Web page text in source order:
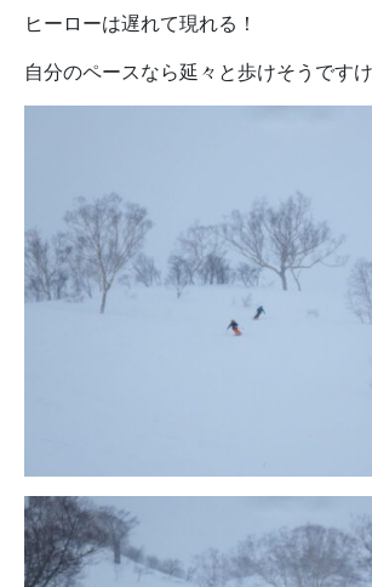
ヒーローは遅れて現れる！
自分のペースなら延々と歩けそうですけ